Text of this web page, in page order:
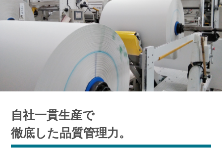
自社一貫生産で
徹底した品質管理力。